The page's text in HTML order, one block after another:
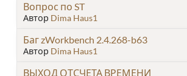
Вопрос по ST
Автор Dima Haus1
Баг zWorkbench 2.4.268-b63
Автор Dima Haus1
ВЫХОД ОТСЧЕТА ВРЕМЕНИ